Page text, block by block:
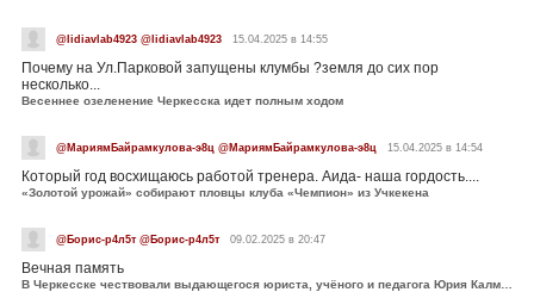
@lidiavlab4923 @lidiavlab4923 15.04.2025 в 14:55
Почему на Ул.Парковой запущены клумбы ?земля до сих пор
несколько...
Весеннее озеленение Черкесска идет полным ходом
@МариямБайрамкулова-э8ц @МариямБайрамкулова-э8ц 15.04.2025 в 14:54
Который год восхищаюсь работой тренера. Аида- наша гордость....
«Золотой урожай» собирают пловцы клуба «Чемпион» из Учкекена
@Борис-р4л5т @Борис-р4л5т 09.02.2025 в 20:47
Вечная память
В Черкесске чествовали выдающегося юриста, учёного и педагога Юрия Калмыкова